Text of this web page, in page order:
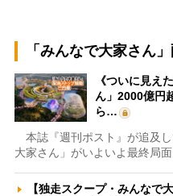
「みんなで大家さん
《ついに見え
ん」2000億円
ら…
本誌『週刊ポスト』が追及
大家さん」がいよいよ最終局
【独走スクープ・みんなで